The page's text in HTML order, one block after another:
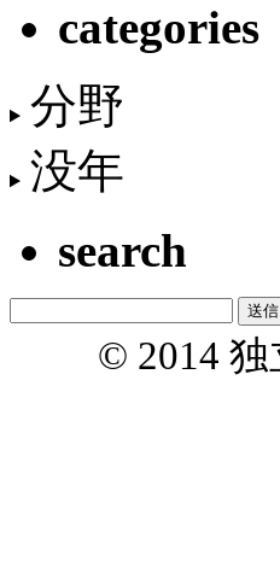
categories
分野
没年
search
© 2014